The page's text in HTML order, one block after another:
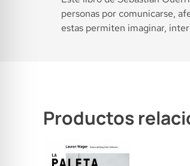
personas por comunicarse,
estas permiten imaginar,
Productos